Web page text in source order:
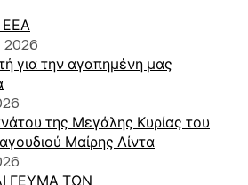
ΕΕΑ
2026
για την αγαπημένη μας
της Μεγάλης Κυρίας του
Μαίρης Λίντα
ΓΕΥΜΑ ΤΩΝ